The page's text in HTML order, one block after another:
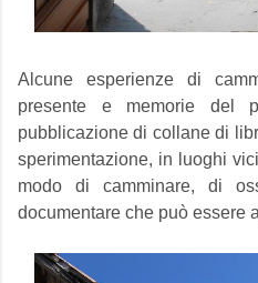
Alcune esperienze di
presente e memorie del
pubblicazione di collane di
sperimentazione, in luoghi
modo di camminare, di
documentare che può essere